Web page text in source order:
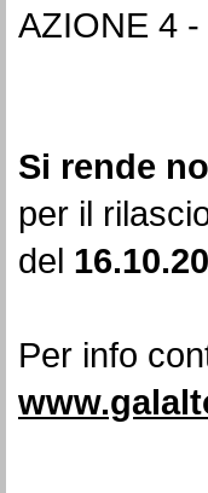
AZIONE 4
Si rende
per il
del
Per info